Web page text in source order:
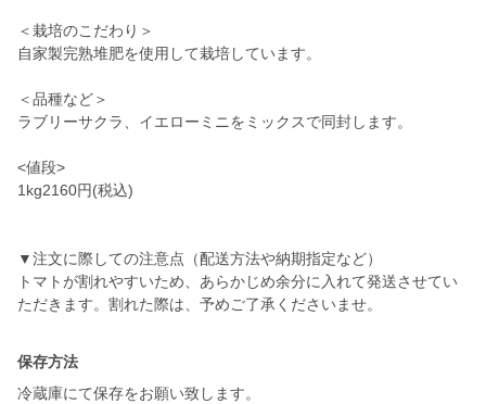
＜栽培のこだわり＞
自家製完熟堆肥を使用して栽培しています。
＜品種など＞
ラブリーサクラ、イエローミニをミックスで同封します。
<値段>
1kg2160円(税込)
▼注文に際しての注意点（配送方法や納期指定など）
トマトが割れやすいため、あらかじめ余分に入れて発送させてい
ただきます。割れた際は、予めご了承くださいませ。
保存方法
冷蔵庫にて保存をお願い致します。